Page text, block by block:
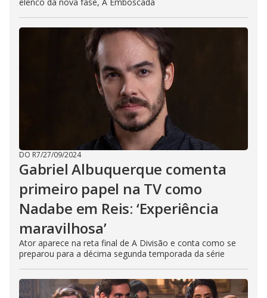
DO R7/27/09/2024
Gabriel Albuquerque comenta
primeiro papel na TV como
Nadabe em Reis: ‘Experiência
maravilhosa’
Ator aparece na reta final de A Divisão e conta como se
preparou para a décima segunda temporada da série